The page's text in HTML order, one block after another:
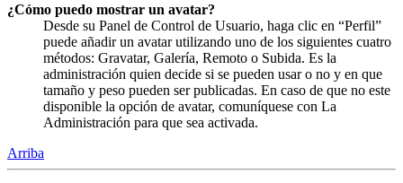
¿Cómo puedo mostrar un avatar?
Desde su Panel de Control de Usuario, haga clic en “Perfil”
puede añadir un avatar utilizando uno de los siguientes cuatro
métodos: Gravatar, Galería, Remoto o Subida. Es la
administración quien decide si se pueden usar o no y en que
tamaño y peso pueden ser publicadas. En caso de que no este
disponible la opción de avatar, comuníquese con La
Administración para que sea activada.
Arriba